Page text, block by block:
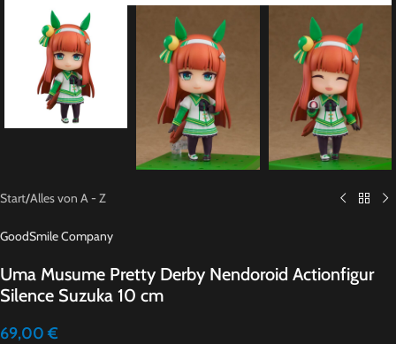
Start/Alles von A - Z
GoodSmile Company
Uma Musume Pretty Derby Nendoroid Actionfigur
Silence Suzuka 10 cm
69,00 €